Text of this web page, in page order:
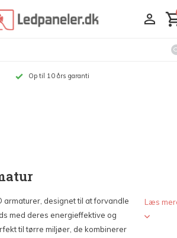
Op til 10 års garanti
armaturer, designet til at forvandle
med deres energieffektive og
til tørre miljøer, de kombinerer
Læs